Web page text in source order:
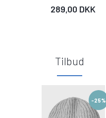
289,00 DKK
Tilbud
-25%